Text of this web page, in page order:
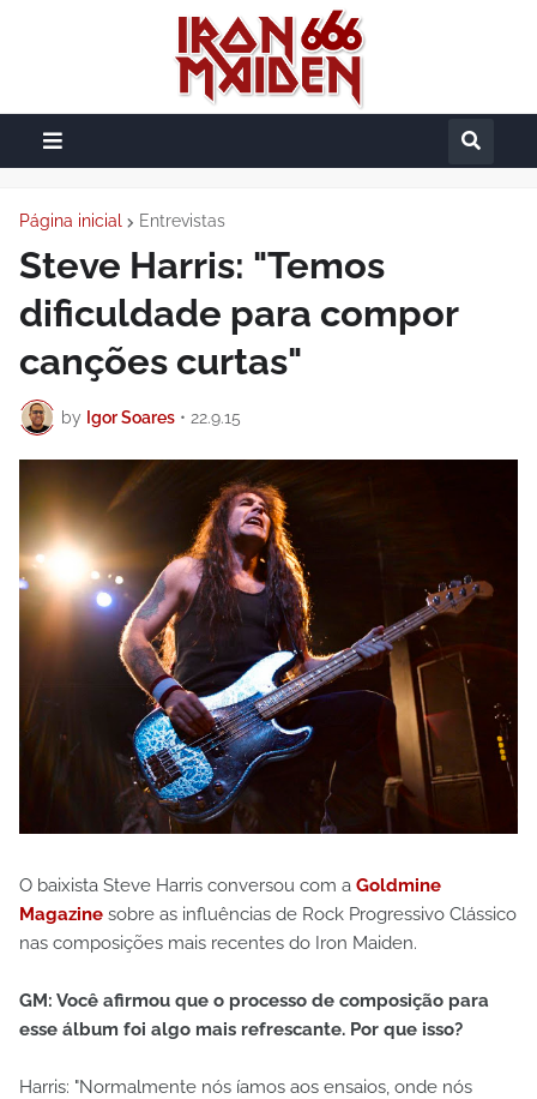
Página inicial Entrevistas
Steve Harris: "Temos
dificuldade para compor
canções curtas"
by Igor Soares • 22.9.15
O baixista Steve Harris conversou com a Goldmine
Magazine sobre as influências de Rock Progressivo Clássico
nas composições mais recentes do Iron Maiden.
GM: Você afirmou que o processo de composição para
esse álbum foi algo mais refrescante. Por que isso?
Harris: "Normalmente nós íamos aos ensaios, onde nós